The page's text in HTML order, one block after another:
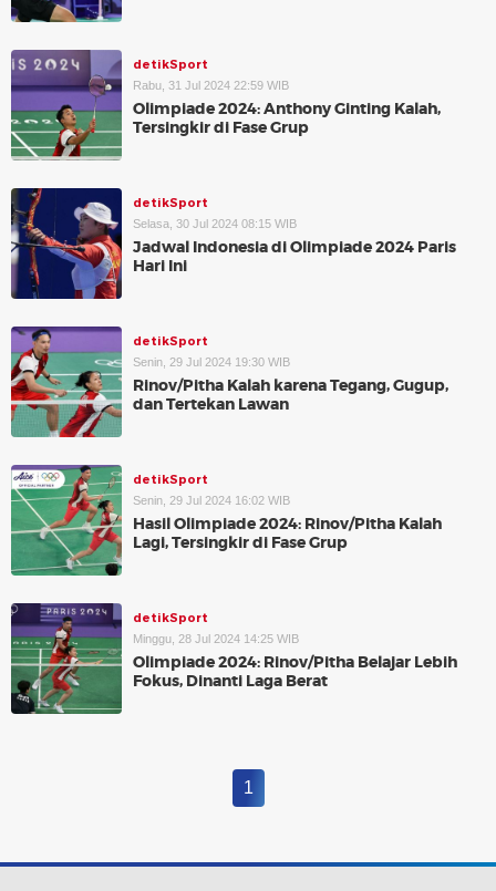
detikSport
Rabu, 31 Jul 2024 22:59 WIB
Olimpiade 2024: Anthony Ginting Kalah,
Tersingkir di Fase Grup
detikSport
Selasa, 30 Jul 2024 08:15 WIB
Jadwal Indonesia di Olimpiade 2024 Paris
Hari Ini
detikSport
Senin, 29 Jul 2024 19:30 WIB
Rinov/Pitha Kalah karena Tegang, Gugup,
dan Tertekan Lawan
detikSport
Senin, 29 Jul 2024 16:02 WIB
Hasil Olimpiade 2024: Rinov/Pitha Kalah
Lagi, Tersingkir di Fase Grup
detikSport
Minggu, 28 Jul 2024 14:25 WIB
Olimpiade 2024: Rinov/Pitha Belajar Lebih
Fokus, Dinanti Laga Berat
1